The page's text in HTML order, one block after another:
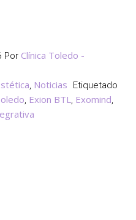
Por Clínica Toledo -
, Noticias Etiquetado
, Exion BTL, Exomind,